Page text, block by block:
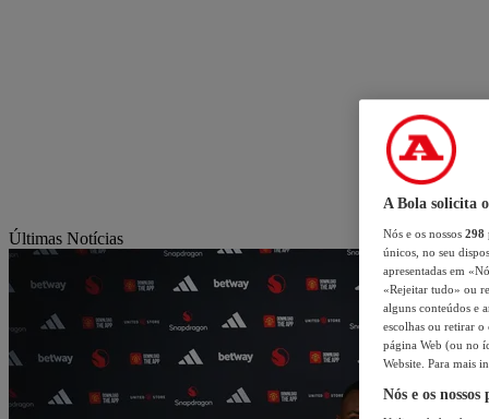
Últimas Notícias
A Bola solicita
Nós e os nossos 298
únicos, no seu
apresentadas em
«Rejeitar tudo» ou
alguns conteúdos e
escolhas ou retirar
página Web (ou no
Website. Para mais
Nós e os